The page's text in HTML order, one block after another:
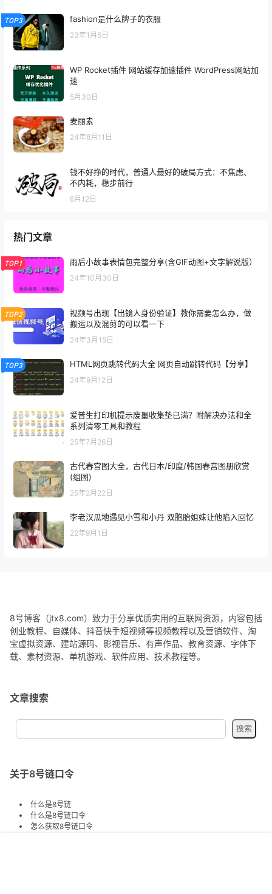
TOP3 fashion是什么牌子的衣服
23年1月6日
WP Rocket插件 网站缓存加速插件 WordPress网站加
速
5月30日
麦丽素
24年8月11日
钱不好挣的时代，普通人最好的破局方式：不焦虑、
不内耗，稳步前行
6月12日
热门文章
TOP1 雨后小故事表情包完整分享(含GIF动图+文字解说版）
24年10月30日
TOP2
视频号出现【出镜人身份验证】教你需要怎么办，做
搬运以及混剪的可以看一下
24年3月15日
TOP3 HTML网页跳转代码大全 网页自动跳转代码【分享】
24年9月12日
爱普生打印机提示废墨收集垫已满？附解决办法和全
系列清零工具和教程
25年7月26日
古代春宫图大全，古代日本/印度/韩国春宫图册欣赏
(组图)
25年2月22日
李老汉瓜地遇见小雪和小丹 双胞胎姐妹让他陷入回忆
22年9月1日
8号博客（jtx8.com）致力于分享优质实用的互联网资源，内容包括
创业教程、自媒体、抖音快手短视频等视频教程以及营销软件、淘
宝虚拟资源、建站源码、影视音乐、有声作品、教育资源、字体下
载、素材资源、单机游戏、软件应用、技术教程等。
文章搜索
关于8号链口令
什么是8号链
什么是8号链口令
怎么获取8号链口令